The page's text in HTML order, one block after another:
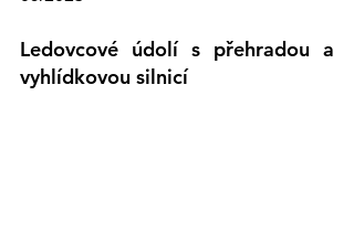
Ledovcové údolí s přehradou a
vyhlídkovou silnicí